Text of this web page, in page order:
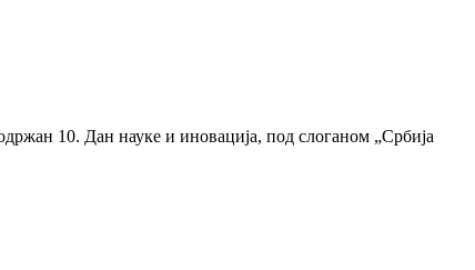
10. Дан науке и иновација, под слоганом „Србија